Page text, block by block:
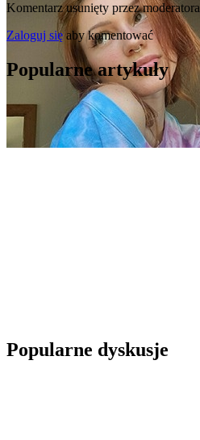
Komentarz usunięty przez moderatora
Zaloguj sięaby komentować
Popularne artykuły
Popularne dyskusje